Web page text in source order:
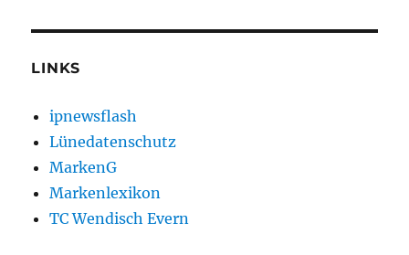
LINKS
ipnewsflash
Lünedatenschutz
MarkenG
Markenlexikon
TC Wendisch Evern